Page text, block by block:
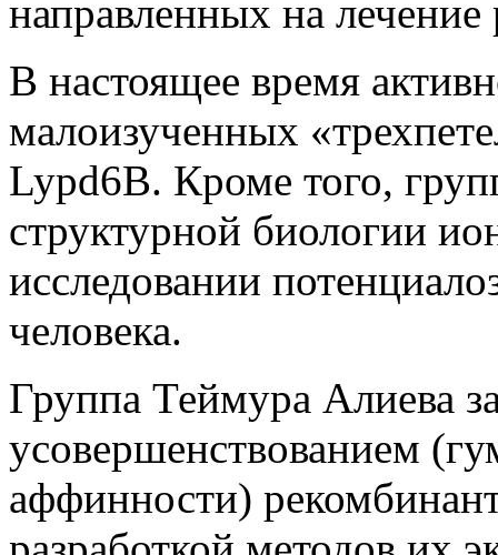
направленных на
В настоящее время
малоизученных
Lypd6B. Кроме того,
структурной биологии
исследовании
человека.
Группа Теймура Алиева
усовершенствованием
аффинности)